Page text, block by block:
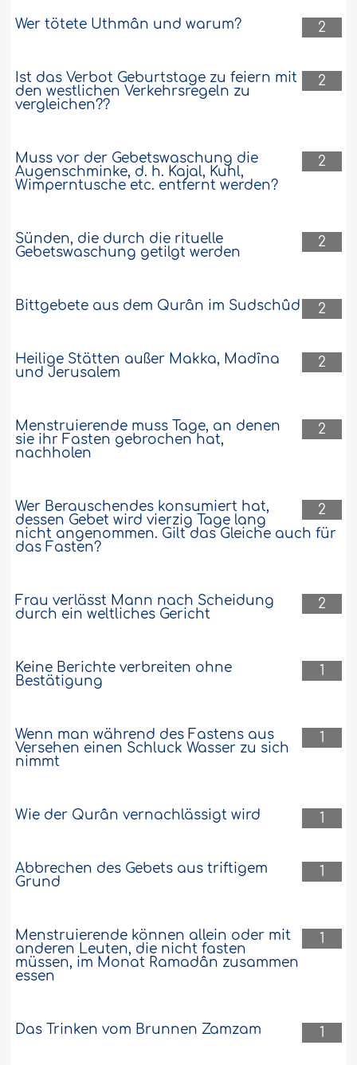
2
Wer tötete Uthmân und warum?
2
Ist das Verbot Geburtstage zu feiern mit
den westlichen Verkehrsregeln zu
vergleichen??
2
Muss vor der Gebetswaschung die
Augenschminke, d. h. Kajal, Kuhl,
Wimperntusche etc. entfernt werden?
2
Sünden, die durch die rituelle
Gebetswaschung getilgt werden
2
Bittgebete aus dem Qurân im Sudschûd
2
Heilige Stätten außer Makka, Madîna
und Jerusalem
2
Menstruierende muss Tage, an denen
sie ihr Fasten gebrochen hat,
nachholen
2
Wer Berauschendes konsumiert hat,
dessen Gebet wird vierzig Tage lang
nicht angenommen. Gilt das Gleiche auch für
das Fasten?
2
Frau verlässt Mann nach Scheidung
durch ein weltliches Gericht
1
Keine Berichte verbreiten ohne
Bestätigung
1
Wenn man während des Fastens aus
Versehen einen Schluck Wasser zu sich
nimmt
1
Wie der Qurân vernachlässigt wird
1
Abbrechen des Gebets aus triftigem
Grund
1
Menstruierende können allein oder mit
anderen Leuten, die nicht fasten
müssen, im Monat Ramadân zusammen
essen
1
Das Trinken vom Brunnen Zamzam